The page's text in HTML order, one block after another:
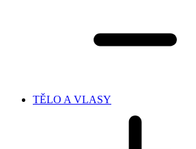
TĚLO A VLASY